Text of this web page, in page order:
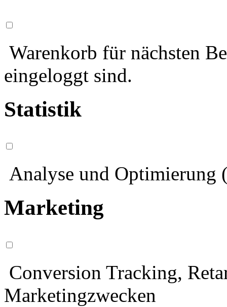
Warenkorb für nächsten
eingeloggt sind.
Statistik
Analyse und Optimierung
Marketing
Conversion Tracking,
Marketingzwecken